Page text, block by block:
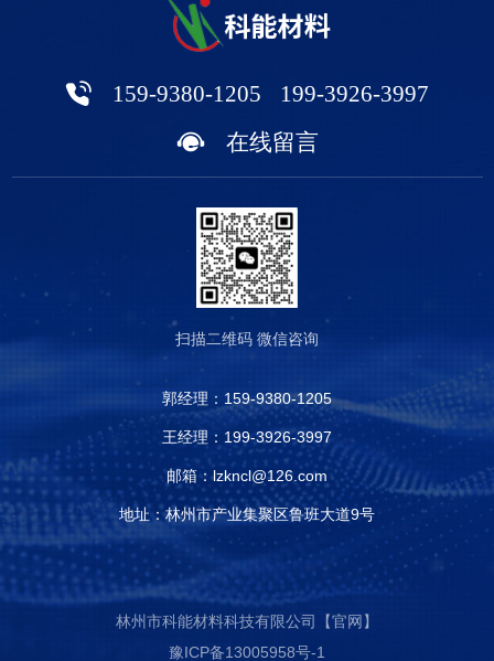
159-9380-1205 199-3926-3997
在线留言
扫描二维码 微信咨询
郭经理： 159-9380-1205
王经理： 199-3926-3997
邮箱：lzkncl@126.com
地址：林州市产业集聚区鲁班大道9号
林州市科能材料科技有限公司【官网】
豫ICP备13005958号-1